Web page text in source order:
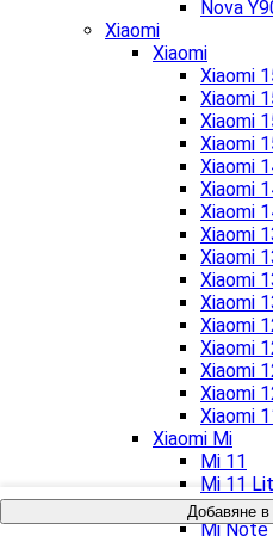
Добавяне в
Nova
Xiaomi
Xiaomi
Xiaomi
Xiaomi
Xiaomi
Xiaomi
Xiaomi
Xiaomi
Xiaomi
Xiaomi
Xiaomi
Xiaomi
Xiaomi
Xiaomi
Xiaomi
Xiaomi
Xiaomi
Xiaomi
Xiaomi Mi
Mi 11
Mi 11
Mi 11
Mi